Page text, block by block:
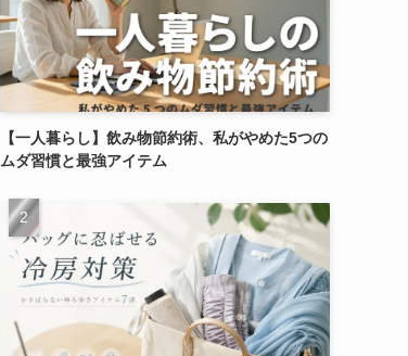
【一人暮らし】飲み物節約術、私がやめた5つの
ムダ習慣と最強アイテム